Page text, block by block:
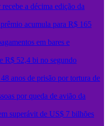
a décima edição da
acumula para R$ 165
em bares e
R$ 52,4 bi no segundo
anos de prisão por tortura de
por queda de avião da
superávit de US$ 7 bilhões